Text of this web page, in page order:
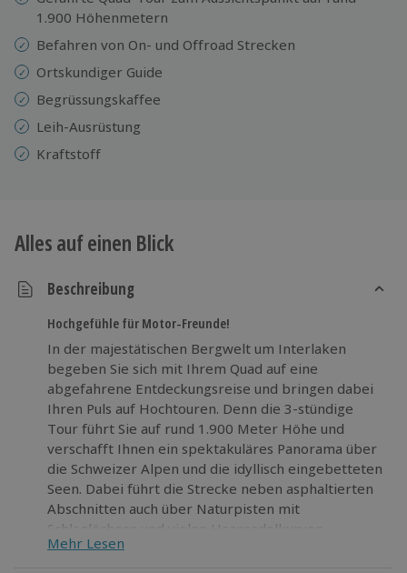
1.900 Höhenmetern
Befahren von On- und Offroad Strecken
Ortskundiger Guide
Begrüssungskaffee
Leih-Ausrüstung
Kraftstoff
Alles auf einen Blick
Beschreibung
Hochgefühle für Motor-Freunde!
In der majestätischen Bergwelt um Interlaken
begeben Sie sich mit Ihrem Quad auf eine
abgefahrene Entdeckungsreise und bringen dabei
Ihren Puls auf Hochtouren. Denn die 3-stündige
Tour führt Sie auf rund 1.900 Meter Höhe und
verschafft Ihnen ein spektakuläres Panorama über
die Schweizer Alpen und die idyllisch eingebetteten
Seen. Dabei führt die Strecke neben asphaltierten
Abschnitten auch über Naturpisten mit
Schlaglöchern und vielen Haarnadelkurven.
Mehr Lesen